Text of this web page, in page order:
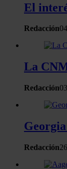
El
Redacción
La
Redacción
Redacción